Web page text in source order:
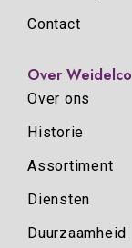
Contact
Over Weidelco
Over ons
Historie
Assortiment
Diensten
Duurzaamheid